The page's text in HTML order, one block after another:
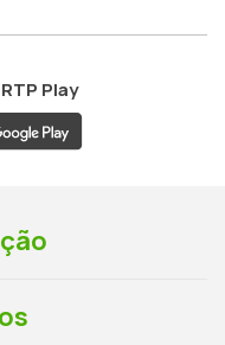
RTP Play